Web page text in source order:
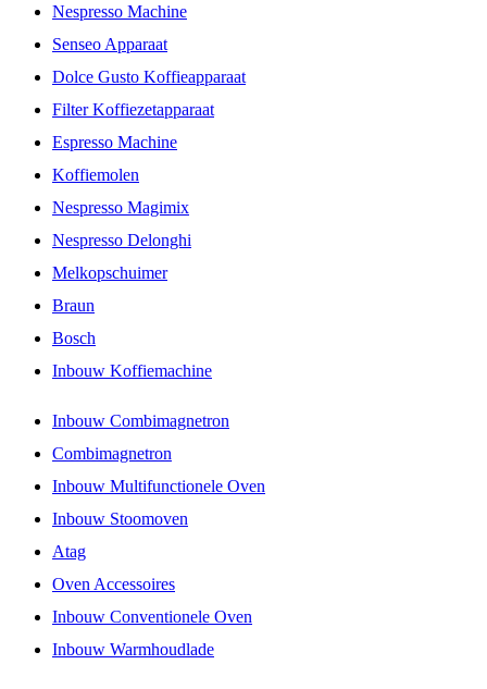
Nespresso Machine
Senseo Apparaat
Dolce Gusto Koffieapparaat
Filter Koffiezetapparaat
Espresso Machine
Koffiemolen
Nespresso Magimix
Nespresso Delonghi
Melkopschuimer
Braun
Bosch
Inbouw Koffiemachine
Inbouw Combimagnetron
Combimagnetron
Inbouw Multifunctionele Oven
Inbouw Stoomoven
Atag
Oven Accessoires
Inbouw Conventionele Oven
Inbouw Warmhoudlade